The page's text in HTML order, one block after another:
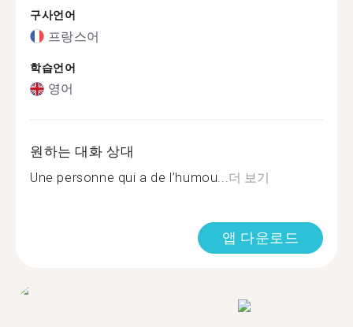
구사언어
프랑스어
학습언어
영어
원하는 대화 상대
Une personne qui a de l’humou...더 보기
앱 다운로드